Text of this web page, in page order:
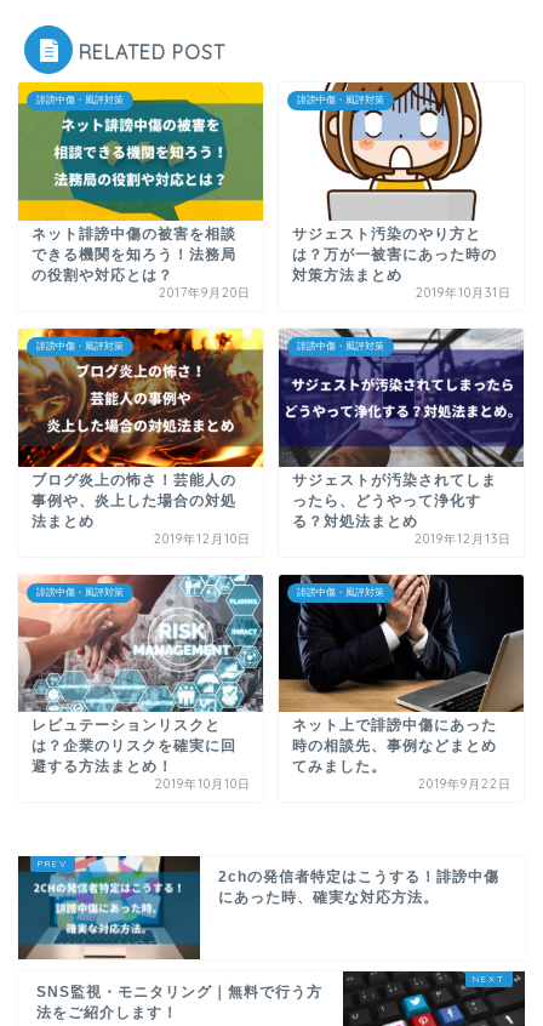
RELATED POST
誹謗中傷・風評対策
ネット誹謗中傷の被害を相談
できる機関を知ろう！法務局
の役割や対応とは？
2017年9月20日
誹謗中傷・風評対策
サジェスト汚染のやり方と
は？万が一被害にあった時の
対策方法まとめ
2019年10月31日
誹謗中傷・風評対策
ブログ炎上の怖さ！芸能人の
事例や、炎上した場合の対処
法まとめ
2019年12月10日
誹謗中傷・風評対策
サジェストが汚染されてしま
ったら、どうやって浄化す
る？対処法まとめ
2019年12月13日
誹謗中傷・風評対策
レピュテーションリスクと
は？企業のリスクを確実に回
避する方法まとめ！
2019年10月10日
誹謗中傷・風評対策
ネット上で誹謗中傷にあった
時の相談先、事例などまとめ
てみました。
2019年9月22日
2chの発信者特定はこうする！誹謗中傷
にあった時、確実な対応方法。
SNS監視・モニタリング｜無料で行う方
法をご紹介します！